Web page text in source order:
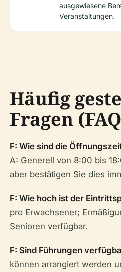
ausgewiesene
Veranstaltungen.
Häufig
Fragen
F: Wie sind die
A: Generell von 8:00 bis
aber bestätigen Sie dies
F: Wie hoch ist der
pro Erwachsener;
Senioren verfügbar.
F: Sind Führungen
können arrangiert werden